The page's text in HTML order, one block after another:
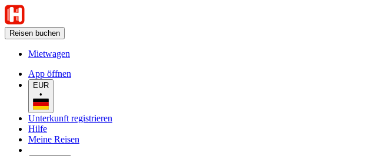
Reisen buchen
Mietwagen
App öffnen
EUR
•
Unterkunft registrieren
Hilfe
Meine Reisen